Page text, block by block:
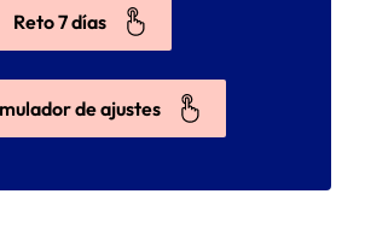
Reto 7 días
de ajustes